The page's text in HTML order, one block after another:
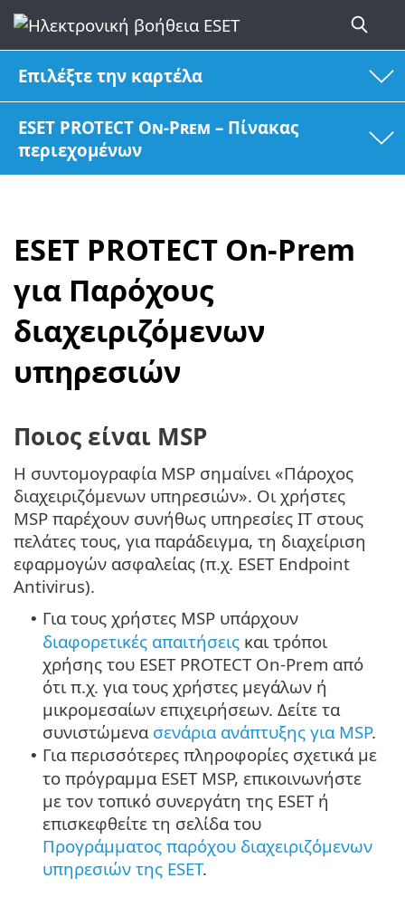
Επιλέξτε την καρτέλα
ESET PROTECT On-Prem – Πίνακας
περιεχομένων
ESET PROTECT On-Prem
για Παρόχους
διαχειριζόμενων
υπηρεσιών
Ποιος είναι MSP
Η συντομογραφία MSP σημαίνει «Πάροχος
διαχειριζόμενων υπηρεσιών». Οι χρήστες
MSP παρέχουν συνήθως υπηρεσίες IT στους
πελάτες τους, για παράδειγμα, τη διαχείριση
εφαρμογών ασφαλείας (π.χ. ESET Endpoint
Antivirus).
• Για τους χρήστες MSP υπάρχουν
διαφορετικές απαιτήσεις και τρόποι
χρήσης του ESET PROTECT On-Prem από
ότι π.χ. για τους χρήστες μεγάλων ή
μικρομεσαίων επιχειρήσεων. Δείτε τα
συνιστώμενα σενάρια ανάπτυξης για MSP.
• Για περισσότερες πληροφορίες σχετικά με
το πρόγραμμα ESET MSP, επικοινωνήστε
με τον τοπικό συνεργάτη της ESET ή
επισκεφθείτε τη σελίδα του
Προγράμματος παρόχου διαχειριζόμενων
υπηρεσιών της ESET.